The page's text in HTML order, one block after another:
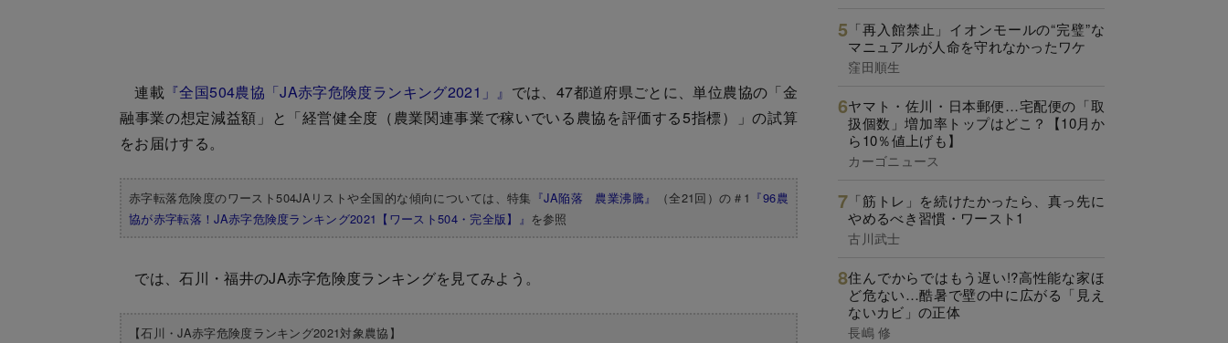
連載 『全国504農協「JA赤字危険度ランキング2021」』 では、47都道府県ごとに、単位農協の「金
融事業の想定減益額」と「経営健全度（農業関連事業で稼いでいる農協を評価する5指標）」の試算
をお届けする。
赤字転落危険度のワースト504JAリストや全国的な傾向については、特集 『JA陥落 農業沸騰』 （全21回）の＃1 『96農
協が赤字転落！JA赤字危険度ランキング2021【ワースト504・完全版】』 を参照
では、石川・福井のJA赤字危険度ランキングを見てみよう。
【石川・JA赤字危険度ランキング2021対象農協】
「再入館禁止」イオンモールの“完璧”な
マニュアルが人命を守れなかったワケ
窪田順生
ヤマト・佐川・日本郵便…宅配便の「取
扱個数」増加率トップはどこ？【10月か
ら10％値上げも】
カーゴニュース
「筋トレ」を続けたかったら、真っ先に
やめるべき習慣・ワースト1
古川武士
住んでからではもう遅い!?高性能な家ほ
ど危ない…酷暑で壁の中に広がる「見え
ないカビ」の正体
長嶋 修